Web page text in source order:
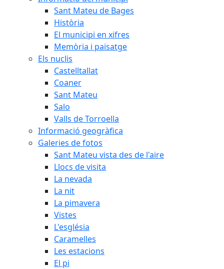
Sant Mateu de Bages
Història
El municipi en xifres
Memòria i paisatge
Els nuclis
Castelltallat
Coaner
Sant Mateu
Salo
Valls de Torroella
Informació geogràfica
Galeries de fotos
Sant Mateu vista des de l'aire
Llocs de visita
La nevada
La nit
La pimavera
Vistes
L'església
Caramelles
Les estacions
El pi